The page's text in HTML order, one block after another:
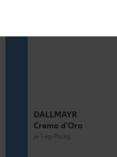
DALLMAYR
Crema d'Oro
je 1-kg-Packg.